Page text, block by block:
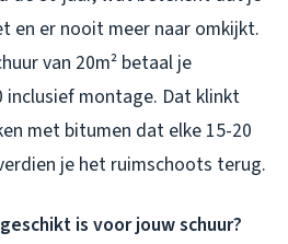
en er nooit meer naar omkijkt.
van 20m² betaal je
inclusief montage. Dat klinkt
met bitumen dat elke 15-20
je het ruimschoots terug.
is voor jouw schuur?